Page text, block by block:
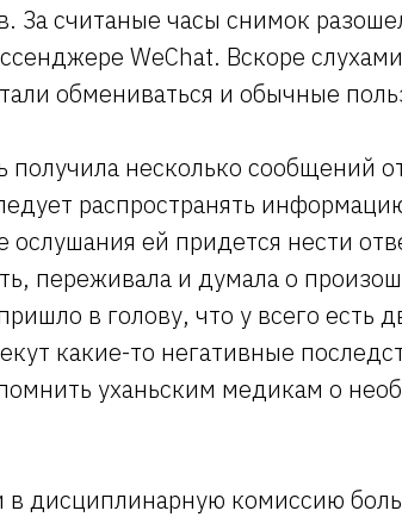
За считаные часы снимок
WeChat. Вскоре
обмениваться и обычные
несколько сообщений
распространять
ослушания ей придется нести
переживала и думала о
в голову, что у всего есть
какие-то негативные
уханьским медикам о
в дисциплинарную комиссию